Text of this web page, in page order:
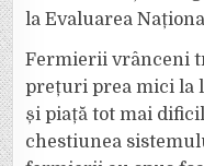
la Evaluarea
Fermierii vrânceni
prețuri prea mici la
și piață tot mai
chestiunea